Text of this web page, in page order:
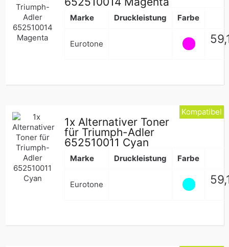
Marke Druckleistung Farbe
Eurotone
1x Alternativer Toner
für Triumph-Adler
652510011 Cyan
Marke Druckleistung Farbe
Eurotone
Kompatibel